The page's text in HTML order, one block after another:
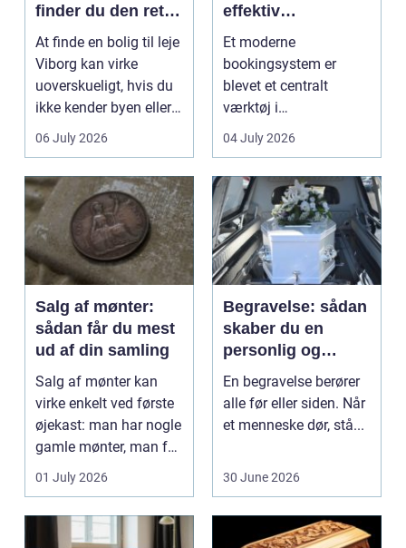
finder du den rette
lejlighed
At finde en bolig til leje
Viborg kan virke
uoverskueligt, hvis du
ikke kender byen eller
det lokale...
06 July 2026
effektiv
klinikhverdag
Et moderne
bookingsystem er
blevet et centralt
værktøj i
sundhedssektoren.
Klinikker, praksis og
beh...
04 July 2026
Salg af mønter:
sådan får du mest
ud af din samling
Salg af mønter kan
virke enkelt ved første
øjekast: man har nogle
gamle mønter, man får
dem vurderet...
01 July 2026
Begravelse: sådan
skaber du en
personlig og
respektfuld afsked
En begravelse berører
alle før eller siden. Når
et menneske dør, stå...
30 June 2026